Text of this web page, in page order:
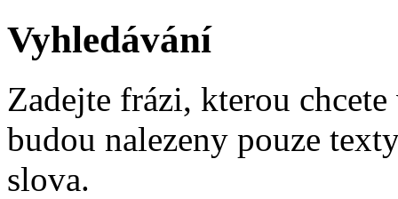
Vyhledávání
Zadejte frázi, kterou
budou nalezeny pouze
slova.